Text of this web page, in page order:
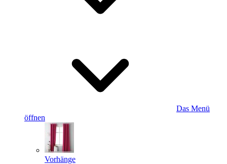
Das Menü
öffnen
Vorhänge